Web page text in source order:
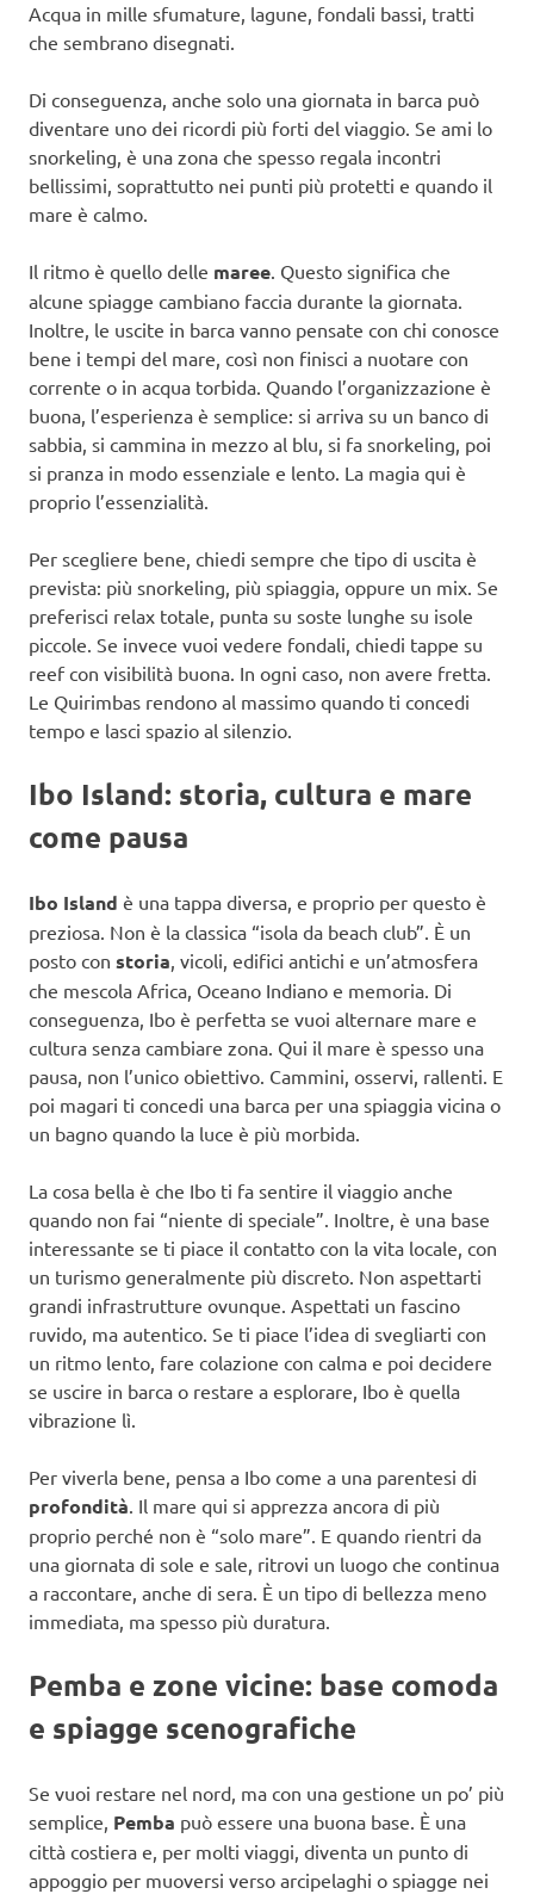
Acqua in mille sfumature, lagune, fondali bassi, tratti
che sembrano disegnati.
Di conseguenza, anche solo una giornata in barca può
diventare uno dei ricordi più forti del viaggio. Se ami lo
snorkeling, è una zona che spesso regala incontri
bellissimi, soprattutto nei punti più protetti e quando il
mare è calmo.
Il ritmo è quello delle maree. Questo significa che
alcune spiagge cambiano faccia durante la giornata.
Inoltre, le uscite in barca vanno pensate con chi conosce
bene i tempi del mare, così non finisci a nuotare con
corrente o in acqua torbida. Quando l’organizzazione è
buona, l’esperienza è semplice: si arriva su un banco di
sabbia, si cammina in mezzo al blu, si fa snorkeling, poi
si pranza in modo essenziale e lento. La magia qui è
proprio l’essenzialità.
Per scegliere bene, chiedi sempre che tipo di uscita è
prevista: più snorkeling, più spiaggia, oppure un mix. Se
preferisci relax totale, punta su soste lunghe su isole
piccole. Se invece vuoi vedere fondali, chiedi tappe su
reef con visibilità buona. In ogni caso, non avere fretta.
Le Quirimbas rendono al massimo quando ti concedi
tempo e lasci spazio al silenzio.
Ibo Island: storia, cultura e mare
come pausa
Ibo Island è una tappa diversa, e proprio per questo è
preziosa. Non è la classica “isola da beach club”. È un
posto con storia, vicoli, edifici antichi e un’atmosfera
che mescola Africa, Oceano Indiano e memoria. Di
conseguenza, Ibo è perfetta se vuoi alternare mare e
cultura senza cambiare zona. Qui il mare è spesso una
pausa, non l’unico obiettivo. Cammini, osservi, rallenti. E
poi magari ti concedi una barca per una spiaggia vicina o
un bagno quando la luce è più morbida.
La cosa bella è che Ibo ti fa sentire il viaggio anche
quando non fai “niente di speciale”. Inoltre, è una base
interessante se ti piace il contatto con la vita locale, con
un turismo generalmente più discreto. Non aspettarti
grandi infrastrutture ovunque. Aspettati un fascino
ruvido, ma autentico. Se ti piace l’idea di svegliarti con
un ritmo lento, fare colazione con calma e poi decidere
se uscire in barca o restare a esplorare, Ibo è quella
vibrazione lì.
Per viverla bene, pensa a Ibo come a una parentesi di
profondità. Il mare qui si apprezza ancora di più
proprio perché non è “solo mare”. E quando rientri da
una giornata di sole e sale, ritrovi un luogo che continua
a raccontare, anche di sera. È un tipo di bellezza meno
immediata, ma spesso più duratura.
Pemba e zone vicine: base comoda
e spiagge scenografiche
Se vuoi restare nel nord, ma con una gestione un po’ più
semplice, Pemba può essere una buona base. È una
città costiera e, per molti viaggi, diventa un punto di
appoggio per muoversi verso arcipelaghi o spiagge nei